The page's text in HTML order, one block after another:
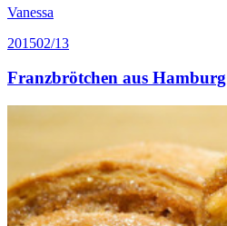
Vanessa
201502/13
Franzbrötchen aus Hamburg